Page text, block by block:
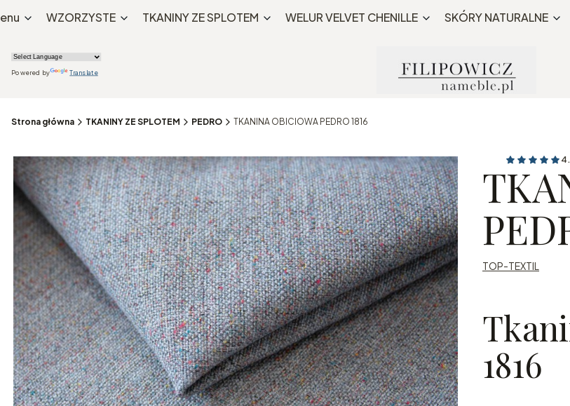
Bezpłatna wysyłka MWZ 195
Powered by Translate
WZORZYSTE TKANINY ZE SPLOTEM WELUR VELVET CHENILLE SKÓRY NATURALNE
Strona główna TKANINY ZE SPLOTEM PEDRO TKANINA OBICIOWA PEDRO 1816
TOP-TEXTIL
1816